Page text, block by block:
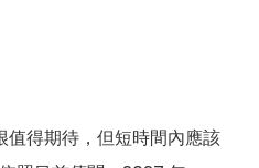
得期待，但短時間內應該